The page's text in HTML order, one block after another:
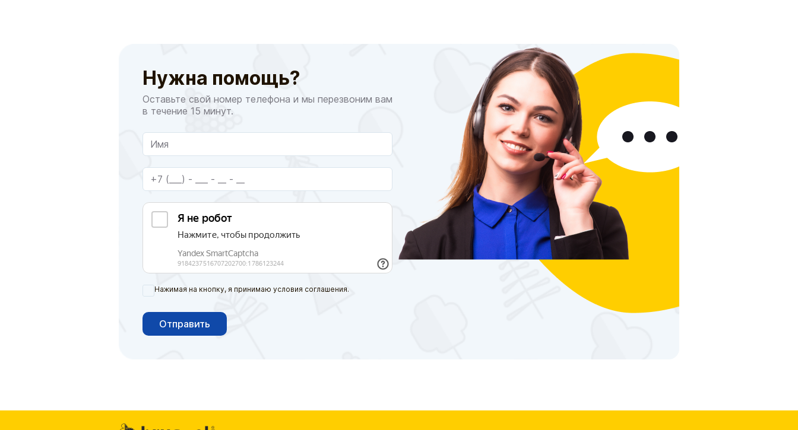
Нужна помощь?
Оставьте свой номер телефона и мы перезвоним вам
в течение 15 минут.
Нажимая на кнопку, я принимаю условия соглашения.
Отправить